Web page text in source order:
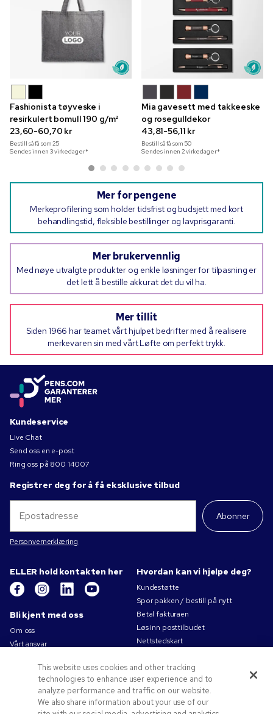
Fashionista tøyveske i
resirkulert bomull 190 g/m²
23,60-60,70 kr
Bestill så få som25
Sendes innen 3 virkedager*
Mia gavesett med takkeeske
og rosegulldekor
43,81-56,11 kr
Bestill så få som 50
Sendes innen 2 virkedager*
Mer for pengene
Merkeprofilering som holder tidsfrist og budsjett med kort
behandlingstid, fleksible bestillinger og lavprisgaranti.
Mer brukervennlig
Med nøye utvalgte produkter og enkle løsninger for tilpasning er
det lett å bestille akkurat det du vil ha.
Mer tillit
Siden 1966 har teamet vårt hjulpet bedrifter med å realisere
merkevaren sin med vårt Løfte om perfekt trykk.
Kundeservice
Live Chat
Send oss en e-post
Ring oss på 800 14007
Registrer deg for å få eksklusive tilbud
Abonner
Personvernerklæring
ELLER hold kontakten her
Bli kjent med oss
Om oss
Vårt ansvar
Bruksvilkår
Salgsbetingelser
Jobb for Pens.com
Hvordan kan vi hjelpe deg?
Kundestøtte
Spor pakken / bestill på nytt
Betal fakturaen
Løs inn posttilbudet
Nettstedskart
This website uses cookies and other tracking
technologies to enhance user experience and to
analyze performance and traffic on our website.
We also share information about your use of our